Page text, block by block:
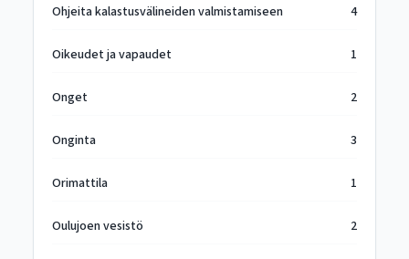
Ohjeita kalastusvälineiden valmistamiseen 4
Oikeudet ja vapaudet 1
Onget 2
Onginta 3
Orimattila 1
Oulujoen vesistö 2